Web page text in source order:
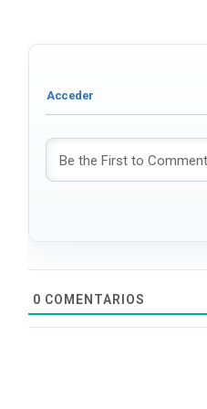
0 COMENTARIOS